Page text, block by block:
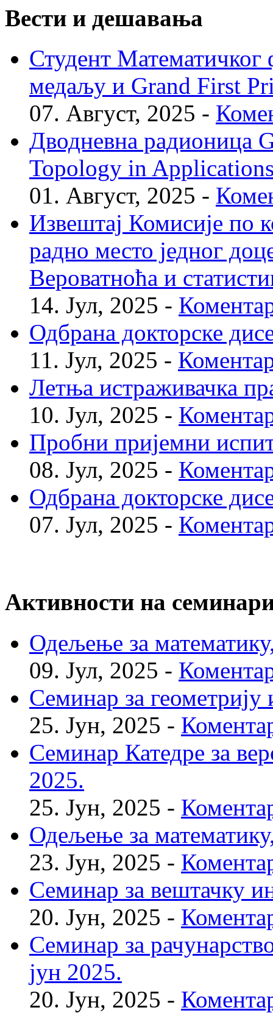
Вести и дешавања
Студент Математичког
медаљу и Grand First
07. Август, 2025 -
Дводневна радионица
Topology in
01. Август, 2025 -
Извештај Комисије по
радно место једног
Вероватноћа и
14. Јул, 2025 -
Одбрана докторске
11. Јул, 2025 -
Летња истраживачка
10. Јул, 2025 -
Пробни пријемни
08. Јул, 2025 -
Одбрана докторске
07. Јул, 2025 -
Активности на
Одељење за
09. Јул, 2025 -
Семинар за
25. Јун, 2025 -
Семинар Катедре за
2025.
25. Јун, 2025 -
Одељење за
23. Јун, 2025 -
Семинар за вештачку
20. Јун, 2025 -
Семинар за
јун 2025.
20. Јун, 2025 -